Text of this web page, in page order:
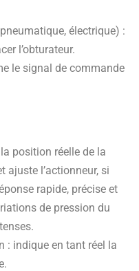
électrique) :
l’obturateur.
le signal de commande
position réelle de la
ajuste l’actionneur, si
rapide, précise et
de pression du
: indique en tant réel la